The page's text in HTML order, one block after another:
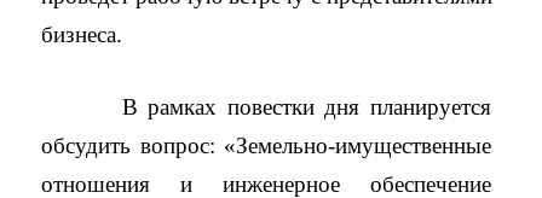
бизнеса.
В рамках повестки дня планируется
обсудить вопрос: «Земельно-имущественные
отношения и инженерное обеспечение